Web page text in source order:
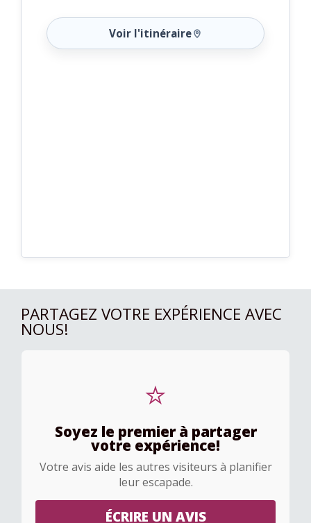
Voir l'itinéraire
PARTAGEZ VOTRE EXPÉRIENCE AVEC
NOUS!
⭐
Soyez le premier à partager
votre expérience!
Votre avis aide les autres visiteurs à planifier
leur escapade.
ÉCRIRE UN AVIS